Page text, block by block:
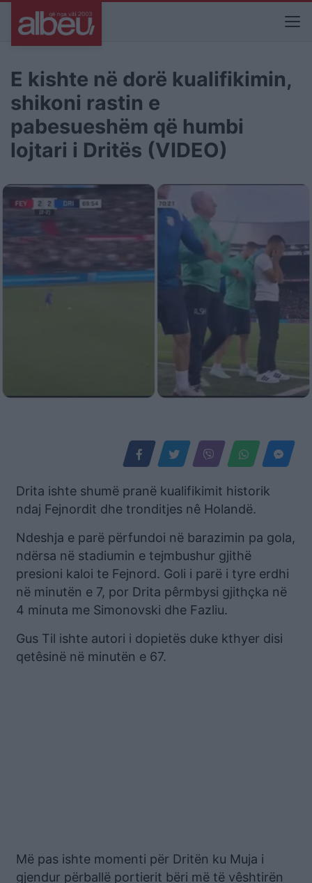
E kishte në dorë kualifikimin,
shikoni rastin e
pabesueshëm që humbi
lojtari i Dritës (VIDEO)
Drita ishte shumë pranë kualifikimit historik
ndaj Fejnordit dhe tronditjes nê Holandë.
Ndeshja e parë përfundoi në barazimin pa gola,
ndërsa në stadiumin e tejmbushur gjithë
presioni kaloi te Fejnord. Goli i parë i tyre erdhi
në minutën e 7, por Drita pêrmbysi gjithçka në
4 minuta me Simonovski dhe Fazliu.
Gus Til ishte autori i dopietës duke kthyer disi
qetêsinë në minutën e 67.
Më pas ishte momenti për Dritën ku Muja i
gjendur përballë portierit bëri më të vêshtirën